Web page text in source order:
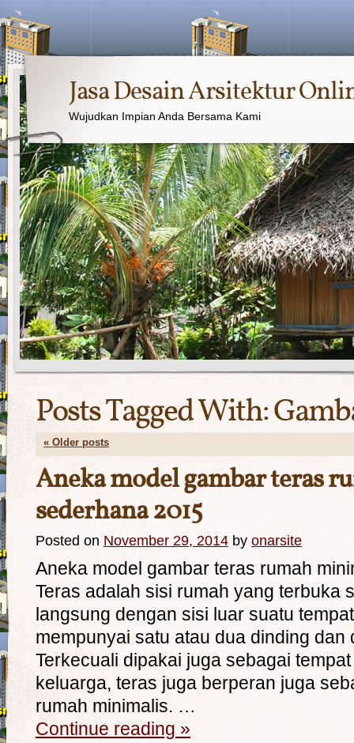
Jasa Desain Arsitektur
Wujudkan Impian Anda Bersama Kami
Posts Tagged With:
« Older posts
Aneka model gambar teras
sederhana 2015
Posted on November 29, 2014 by onarsite
Aneka model gambar teras rumah
Teras adalah sisi rumah yang terbuka
langsung dengan sisi luar suatu
mempunyai satu atau dua dinding dan
Terkecuali dipakai juga sebagai
keluarga, teras juga berperan juga
rumah minimalis. …
Continue reading »